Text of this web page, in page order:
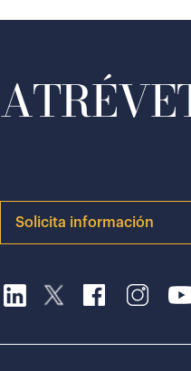
Solicita información